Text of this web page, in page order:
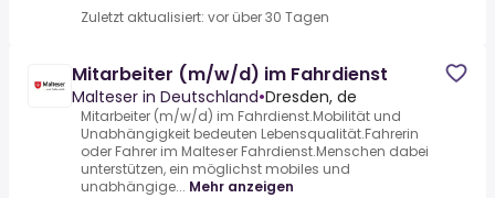
Zuletzt aktualisiert: vor über 30 Tagen
Mitarbeiter (m/w/d) im Fahrdienst
Malteser in Deutschland•Dresden, de
Mitarbeiter (m/w/d) im Fahrdienst.Mobilität und
Unabhängigkeit bedeuten Lebensqualität.Fahrerin
oder Fahrer im Malteser Fahrdienst.Menschen dabei
unterstützen, ein möglichst mobiles und
unabhängige... Mehr anzeigen